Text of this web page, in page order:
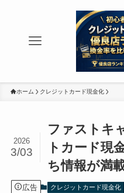
ホーム クレジットカード現金化
ファストキ
トカード現
ち情報が満
2026
3/03
広告 クレジットカード現金化